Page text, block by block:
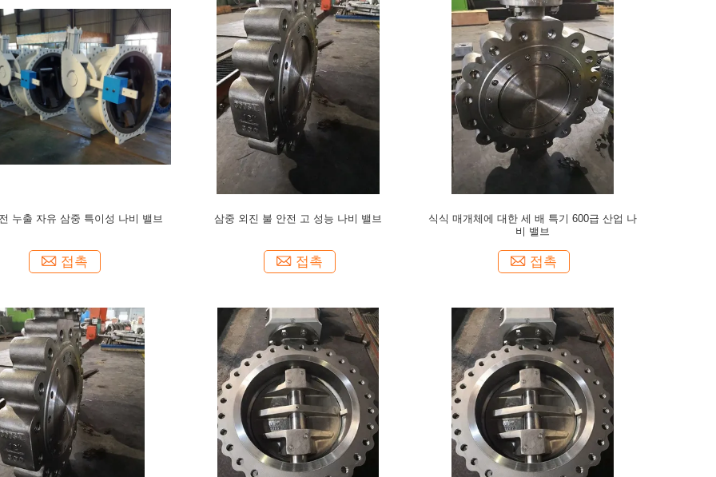
누출 자유 삼중 특이성 나비 밸브
접촉
삼중 외진 불 안전 고 성능 나비 밸브
접촉
식식 매개체에 대한 세 배 특기 600급 산업 나
비 밸브
접촉